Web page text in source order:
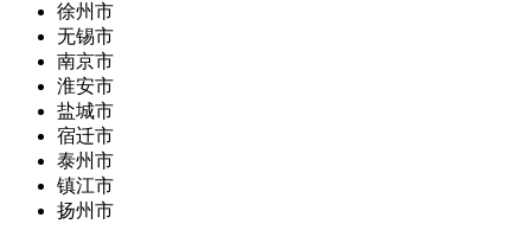
徐州市
无锡市
南京市
淮安市
盐城市
宿迁市
泰州市
镇江市
扬州市